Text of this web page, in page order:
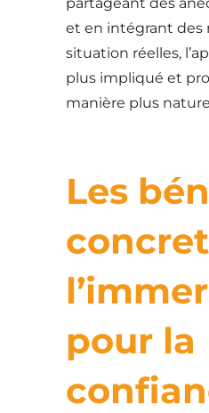
partageant des
et en intégrant des
situation réelles,
plus impliqué et
manière plus
Les
pour la